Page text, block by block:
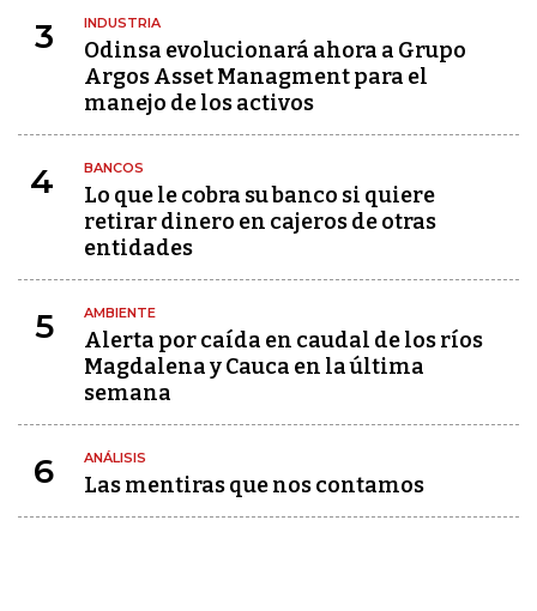
3 INDUSTRIA
Odinsa evolucionará ahora a Grupo
Argos Asset Managment para el
manejo de los activos
4 BANCOS
Lo que le cobra su banco si quiere
retirar dinero en cajeros de otras
entidades
5 AMBIENTE
Alerta por caída en caudal de los ríos
Magdalena y Cauca en la última
semana
6 ANÁLISIS
Las mentiras que nos contamos